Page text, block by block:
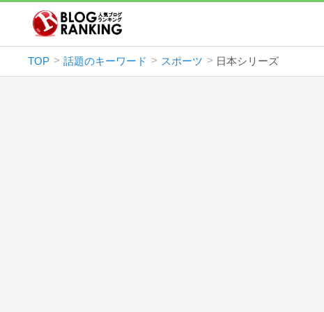
TOP 話題のキーワード スポーツ 日本シリーズ